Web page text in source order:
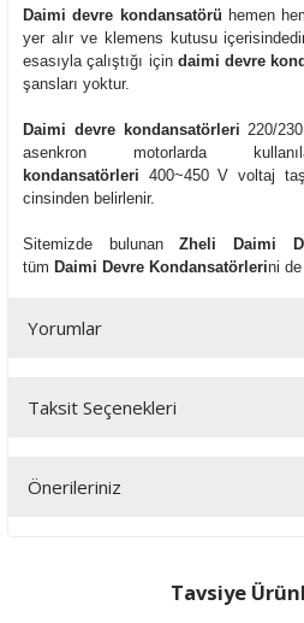
Daimi devre kondansatörü hemen
yer alır ve klemens kutusu
esasıyla çalıştığı için daimi devre
şansları yoktur.
Daimi devre kondansatörleri 220/
asenkron motorlarda
kondansatörleri 400~450 V voltaj
cinsinden belirlenir.
Sitemizde bulunanZheli Daimi
tüm Daimi Devre Kondansatörlerini
Yorumlar
Bu ürüne ilk yorumu
Taksit Seçenekleri
Önerileriniz
tarafımıza iletebilirsiniz.
Görüş ve önerileriniz için teşekkür
Tavsiye